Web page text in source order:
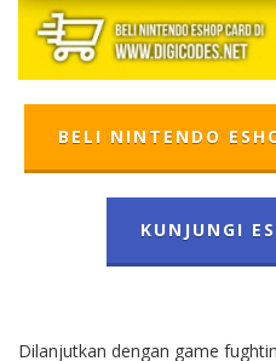
BELI NINTENDO
KUNJUNGI
Dilanjutkan dengan game